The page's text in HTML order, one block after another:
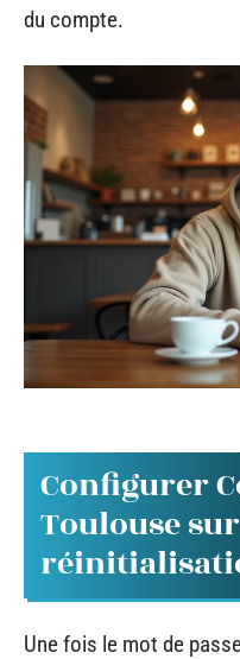
du compte.
Configurer
Toulouse
Une fois le mot de